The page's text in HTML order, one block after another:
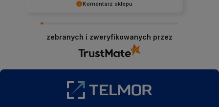
Komentarz sklepu
ponownie!
zebranych i zweryfikowanych przez